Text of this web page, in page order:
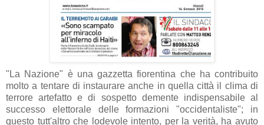
"La Nazione" è una gazzetta fiorentina che ha contribuito
molto a tentare di instaurare anche in quella città il clima di
terrore artefatto e di sospetto demente indispensabile al
successo elettorale delle formazioni "occidentaliste"; in
questo tutt'altro che lodevole intento, per la verità, ha avuto